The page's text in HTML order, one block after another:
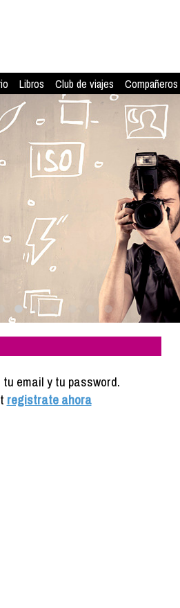
Libros Club de viajes
email y tu password.
registrate ahora